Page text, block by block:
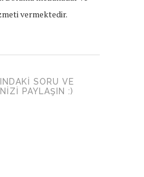
vermektedir.
SORU VE
PAYLAŞIN :)